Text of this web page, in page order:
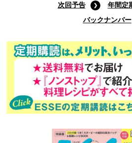
次回予告
年間定
バックナンバー